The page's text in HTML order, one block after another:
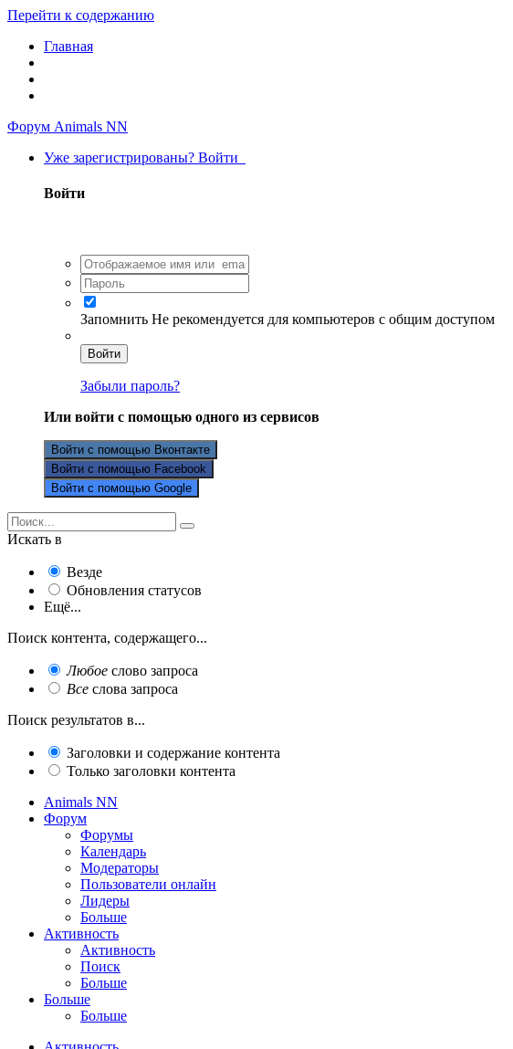
Перейти к содержанию
Главная
Форум Animals NN
Уже зарегистрированы? Войти
Войти
Запомнить Не рекомендуется для компьютеров с общим доступом
Войти
Забыли пароль?
Или войти с помощью одного из сервисов
Войти с помощью Вконтакте
Войти с помощью Facebook
Войти с помощью Google
Искать в
Везде
Обновления статусов
Ещё...
Поиск контента, содержащего...
Любое слово запроса
Все слова запроса
Поиск результатов в...
Заголовки и содержание контента
Только заголовки контента
Animals NN
Форум
Форумы
Календарь
Модераторы
Пользователи онлайн
Лидеры
Больше
Активность
Активность
Поиск
Больше
Больше
Больше